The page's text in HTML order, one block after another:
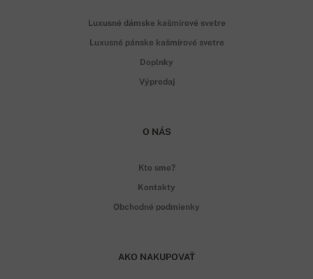
Luxusné dámske kašmírové svetre
Luxusné pánske kašmírové svetre
Doplnky
Výpredaj
O NÁS
Kto sme?
Kontakty
Obchodné podmienky
AKO NAKUPOVAŤ